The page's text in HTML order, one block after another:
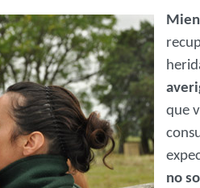
que
no